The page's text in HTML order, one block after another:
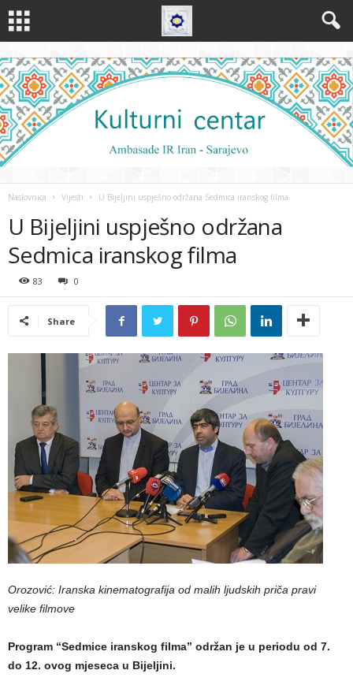
Naslovnica Vijesti U Bijeljini uspješno održana Sedmica iranskog filma
U Bijeljini uspješno održana
Sedmica iranskog filma
83 0
Share
Orozović: Iranska kinematografija od malih ljudskih priča pravi
velike filmove
Program “Sedmice iranskog filma” održan je u periodu od 7.
do 12. ovog mjeseca u Bijeljini.